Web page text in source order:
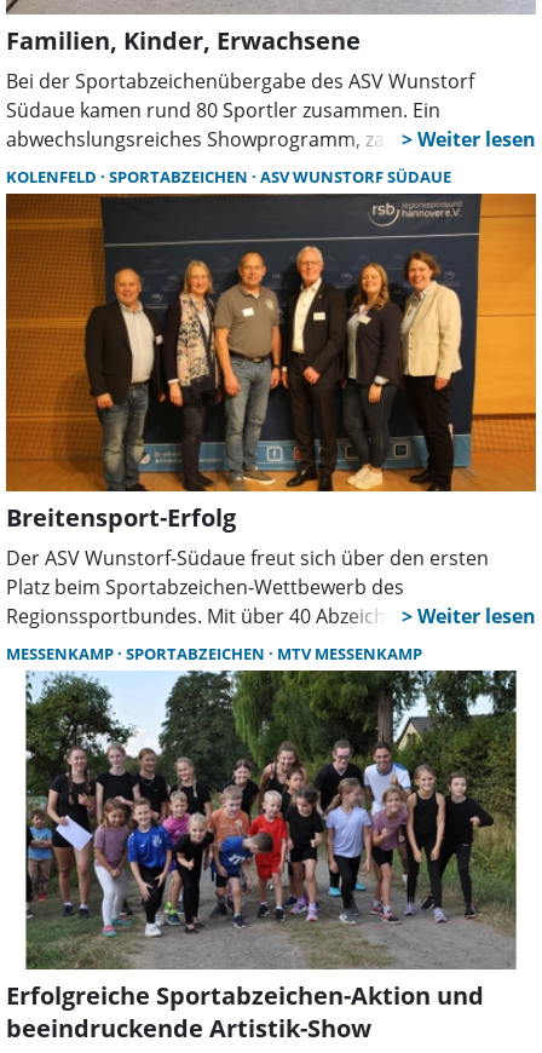
dabei.
Familien, Kinder, Erwachsene
Bei der Sportabzeichenübergabe des ASV Wunstorf
Südaue kamen rund 80 Sportler zusammen. Ein
abwechslungsreiches Showprogramm, zahlreiche
Ehrungen und die Verleihung mehrerer
Familiensportabzeichen machten die Feier in der
Kolenfelder Turnhalle zu einem besonderen Erlebnis.
KOLENFELD SPORTABZEICHEN ASV WUNSTORF SÜDAUE
Breitensport-Erfolg
Der ASV Wunstorf-Südaue freut sich über den ersten
Platz beim Sportabzeichen-Wettbewerb des
Regionssportbundes. Mit über 40 Abzeichen im Jahr 2024
setzt der Verein ein starkes Zeichen für Breitensport und
Gemeinschaft – und plant für 2025 noch mehr Erfolge.
MESSENKAMP SPORTABZEICHEN MTV MESSENKAMP
Erfolgreiche Sportabzeichen-Aktion und
beeindruckende Artistik-Show